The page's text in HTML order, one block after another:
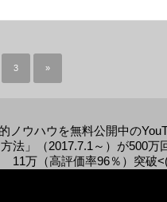
3 »
ノウハウを無料公開中の
法」（2017.7.1～）が500万
11万（高評価率96％）突破